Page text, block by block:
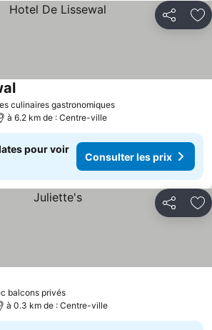
Partager
culinaires gastronomiques
à 6.2 km de : Centre-ville
pour voir
Consulter les prix
Partager
balcons privés
à 0.3 km de : Centre-ville